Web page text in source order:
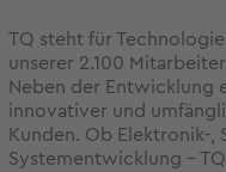
TQ steht für
unserer 2.100
Neben der Entwicklung
innovativer und
Kunden. Ob Elektronik-
Systementwicklung -